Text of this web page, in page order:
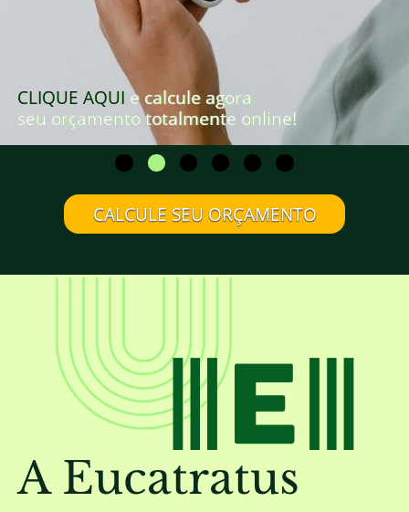
CLIQUE AQUI e calcule agora
seu orçamento totalmente online!
CALCULE SEU ORÇAMENTO
A Eucatratus